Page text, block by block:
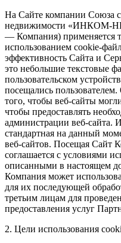
На Сайте компании Союза
недвижимости «ИНКОМ-
— Компания) применяется
использованием cookie-
эффективность Сайта и
это небольшие текстовые
пользовательском
посещались
того, чтобы веб-сайты
чтобы предоставлять
администрации веб-сайта.
стандартная на данный
веб-сайтов. Посещая Сайт
соглашается с условиями
описанными в настоящем
Компания может
для их последующей
третьим лицам для
предоставления услуг
2. Цели использования